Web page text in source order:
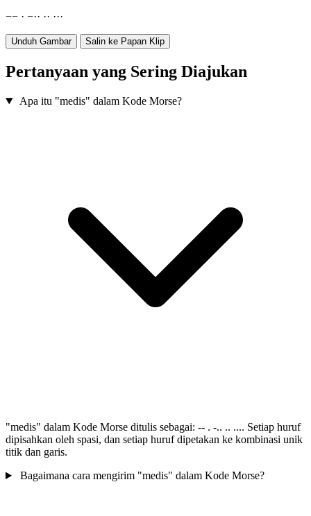
−− · −·· ·· ···
Unduh Gambar Salin ke Papan Klip
Pertanyaan yang Sering Diajukan
Apa itu "medis" dalam Kode Morse?
"medis" dalam Kode Morse ditulis sebagai: -- . -.. .. .... Setiap huruf
dipisahkan oleh spasi, dan setiap huruf dipetakan ke kombinasi unik
titik dan garis.
Bagaimana cara mengirim "medis" dalam Kode Morse?